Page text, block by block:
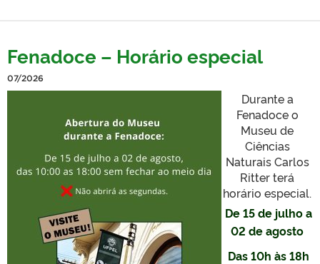
Fenadoce – Horário especial
07/2026
Durante a
Fenadoce o
Museu de
Ciências
Naturais Carlos
Ritter terá
horário especial.
De 15 de julho a
02 de agosto
Das 10h às 18h